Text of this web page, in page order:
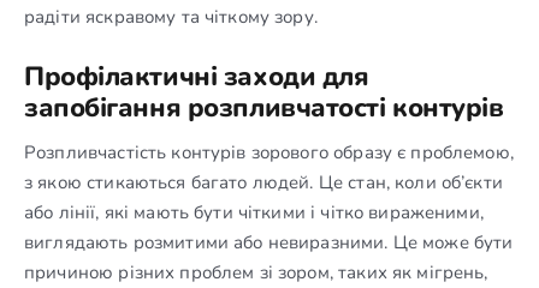
радіти яскравому та чіткому зору.
Профілактичні заходи для
запобігання розпливчатості контурів
Розпливчастість контурів зорового образу є проблемою,
з якою стикаються багато людей. Це стан, коли об’єкти
або лінії, які мають бути чіткими і чітко вираженими,
виглядають розмитими або невиразними. Це може бути
причиною різних проблем зі зором, таких як мігрень,